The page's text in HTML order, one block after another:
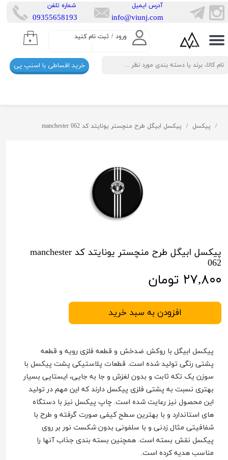
ورود / ثبت نام کنید
حساب کاربری من
تغییر گذر واژه
سفارشات
۰
​شماره تلفن
​​09355658193
​آدرس ایمیل
info@viunj.com
خرید اقساطی با اسنپ پی
پیکسل پیکسل ابیگل طرح منچستر یونایتد کد manchester 062
پیکسل ابیگل طرح منچستر یونایتد کد manchester
062
۲۷,۸۰۰ تومان
افزودن به سبد خرید
پیکسل ابیگل با روکش ضدخش و قطعه فلزی رویه و قطعه
پشتی رنگی تولید شده است. قطعات پلاستیکی پشت پیکسل با
سوزن یک تکه ثابت و بدون لغزش و جا به جایی، ایستایی بسیار
بهتری نسبت به پشتی فلزی پیکسل دارند که این مهم در تولید
این محصول نیز رعایت شده است. چاپ پیکسل نیز با دستگاه
های استاندارد و با بهترین سطح کیفی صورت گرفته و طرح با
شفافیتی مثال زدنی و با سلفونی بدون شکست نور بر روی
پیکسل نقش بسته است. همچنین بسته بندی جذاب آنها را
مناسب هدیه کرده است.